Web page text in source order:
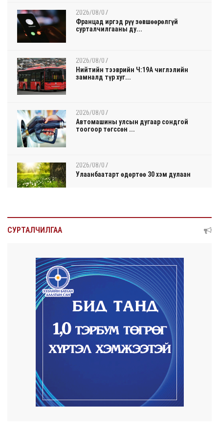
2026/08/07
Францад иргэд рүү зөвшөөрөлгүй
сурталчилгааны ду...
2026/08/07
Нийтийн тээврийн Ч:19А чиглэлийн
замналд түр хуг...
2026/08/07
Автомашины улсын дугаар сондгой
тоогоор төгссөн ...
2026/08/07
Улаанбаатарт өдөртөө 30 хэм дулаан
Улсын чанартай хатуу хучилттай авто
21 цаг 47 минут
Засгийн газар энэ оныг дуустал
санхүүгийн хэмнэл...
Шатахууны импортын гаалийн албан
татварыг 2027 о...
Стратегийн нөөцийн барааны хяналтыг
СУРТАЛЧИЛГАА